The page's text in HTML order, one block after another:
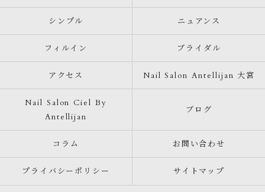
シンプル ニュアンス
フィルイン ブライダル
アクセス Nail Salon Antellijan 大宮
Nail Salon Ciel By
Antellijan
ブログ
コラム お問い合わせ
プライバシーポリシー サイトマップ